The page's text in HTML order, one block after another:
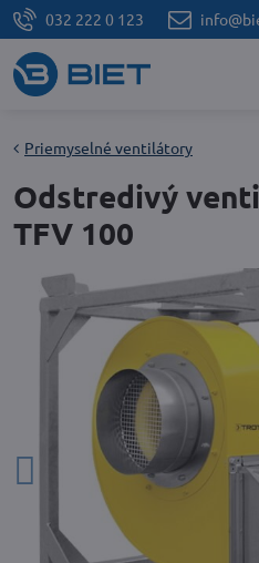
032 222 0 123
Priemyselné ventilátory
Odstredivý
TFV 100